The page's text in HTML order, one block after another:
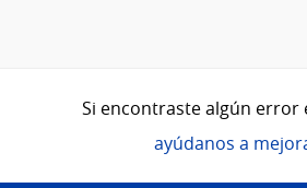
Si encontraste algún error
ayúdanos a